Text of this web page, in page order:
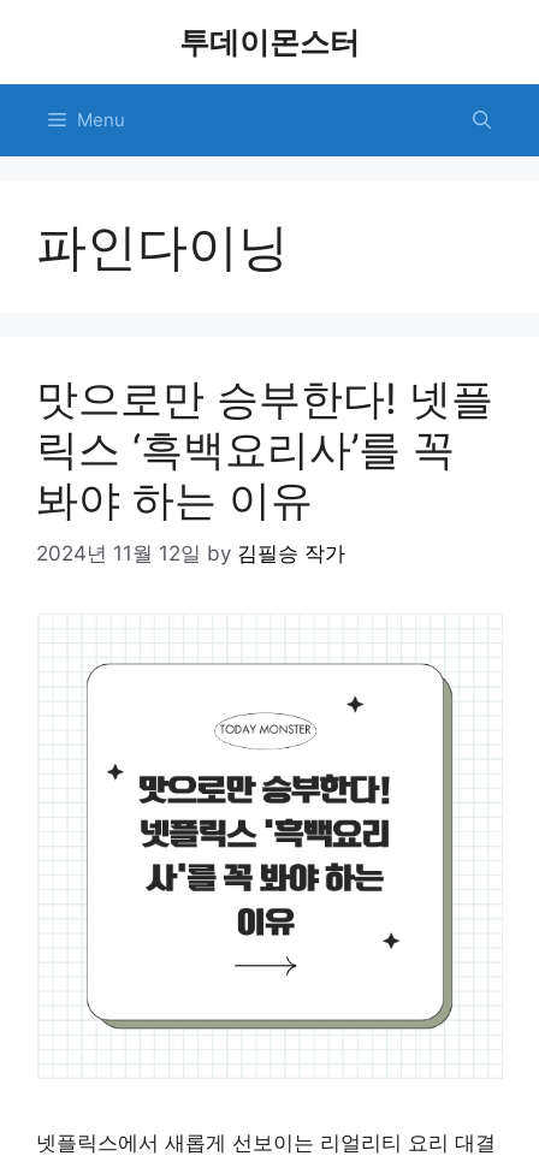
투데이몬스터
Menu
파인다이닝
맛으로만 승부한다! 넷플
릭스 ‘흑백요리사’를 꼭
봐야 하는 이유
2024년 11월 12일 by 김필승 작가
넷플릭스에서 새롭게 선보이는 리얼리티 요리 대결